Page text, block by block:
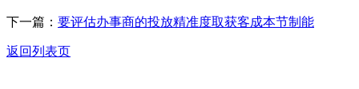
下一篇： 要评估办事商的投放精准度取获客成本节制能
返回列表页